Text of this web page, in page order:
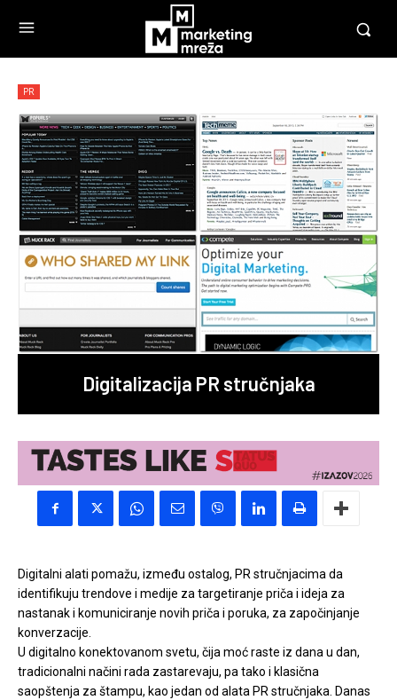
PR
Digitalizacija PR stručnjaka
Digitalni alati pomažu, između ostalog, PR stručnjacima da
identifikuju trendove i medije za targetiranje priča i ideja za
nastanak i komuniciranje novih priča i poruka, za započinjanje
konverzacije.
U digitalno konektovanom svetu, čija moć raste iz dana u dan,
tradicionalni načini rada zastarevaju, pa tako i klasična
saopštenja za štampu, kao jedan od alata PR stručnjaka. Danas